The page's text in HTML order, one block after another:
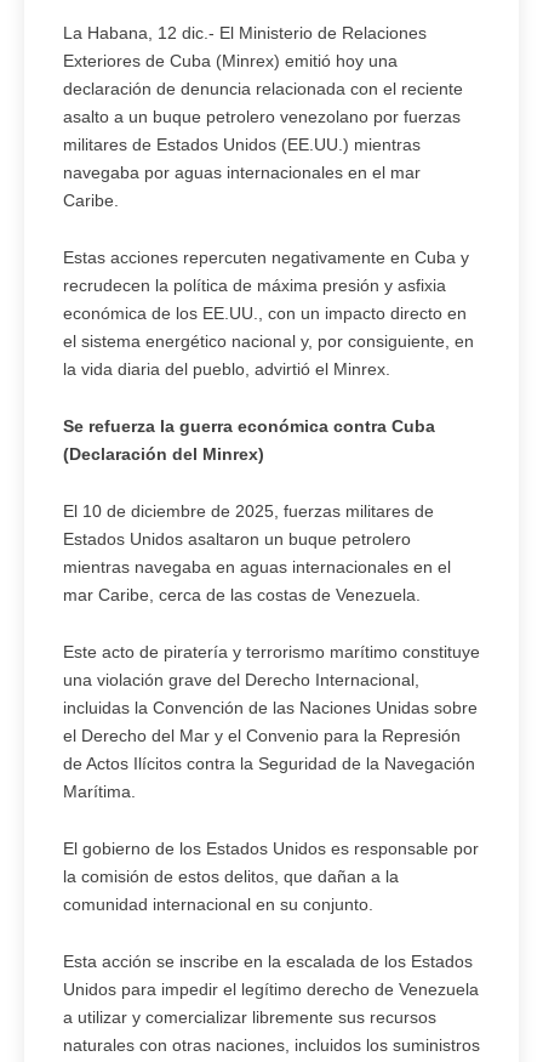
La Habana, 12 dic.- El Ministerio de Relaciones
Exteriores de Cuba (Minrex) emitió hoy una
declaración de denuncia relacionada con el reciente
asalto a un buque petrolero venezolano por fuerzas
militares de Estados Unidos (EE.UU.) mientras
navegaba por aguas internacionales en el mar
Caribe.
Estas acciones repercuten negativamente en Cuba y
recrudecen la política de máxima presión y asfixia
económica de los EE.UU., con un impacto directo en
el sistema energético nacional y, por consiguiente, en
la vida diaria del pueblo, advirtió el Minrex.
Se refuerza la guerra económica contra Cuba
(Declaración del Minrex)
El 10 de diciembre de 2025, fuerzas militares de
Estados Unidos asaltaron un buque petrolero
mientras navegaba en aguas internacionales en el
mar Caribe, cerca de las costas de Venezuela.
Este acto de piratería y terrorismo marítimo constituye
una violación grave del Derecho Internacional,
incluidas la Convención de las Naciones Unidas sobre
el Derecho del Mar y el Convenio para la Represión
de Actos Ilícitos contra la Seguridad de la Navegación
Marítima.
El gobierno de los Estados Unidos es responsable por
la comisión de estos delitos, que dañan a la
comunidad internacional en su conjunto.
Esta acción se inscribe en la escalada de los Estados
Unidos para impedir el legítimo derecho de Venezuela
a utilizar y comercializar libremente sus recursos
naturales con otras naciones, incluidos los suministros